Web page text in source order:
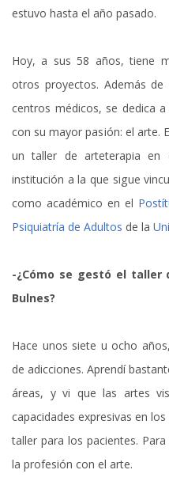
estuvo hasta el año pasado.
Hoy, a sus 58 años, tiene
otros proyectos. Además
centros médicos, se dedica
con su mayor pasión: el arte.
un taller de arteterapia en
institución a la que sigue
como académico en el
Psiquiatría de Adultos de la
-¿Cómo se gestó el taller
Bulnes?
Hace unos siete u ocho
de adicciones. Aprendí
áreas, y vi que las artes
capacidades expresivas en
taller para los pacientes.
la profesión con el arte.